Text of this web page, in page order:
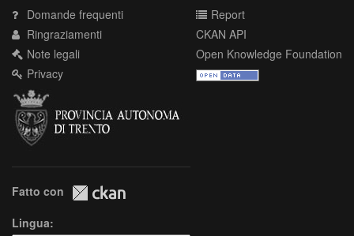
Domande frequenti
Ringraziamenti
Note legali
Privacy
Report
CKAN API
Open Knowledge Foundation
Fatto con
Lingua